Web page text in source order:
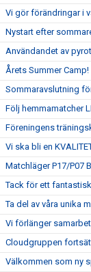
Vi gör förändringar i
Nystart efter
Användandet av
Årets Summer Camp!
Sommaravslutning
Följ hemmamatcher
Föreningens
Vi ska bli en
Matchläger P17/P07
Tack för ett
Ta del av våra unika
Vi förlänger
Cloudgruppen
Välkommen som ny